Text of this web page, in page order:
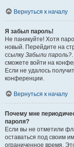
Вернуться к началу
Я забыл пароль!
Не паникуйте! Хотя
новый. Перейдите на
ссылку Забыли пароль?
сможете войти на
Если не удалось
конференции.
Вернуться к началу
Почему мне
пароля?
Если вы не отметили
оставаться под своим
ограниченное время.